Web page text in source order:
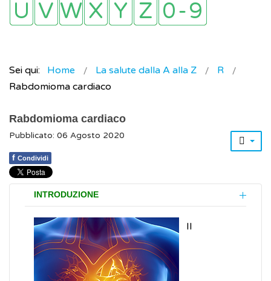
Sei qui: Home La salute dalla A alla Z
R
Rabdomioma cardiaco
Rabdomioma cardiaco
Pubblicato: 06 Agosto 2020
f Condividi
INTRODUZIONE
Il